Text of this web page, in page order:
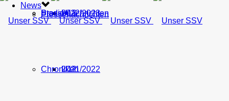
U13
U12
2022/2023
2021/2022
Stadion
Chroniken
Pressenachrichten
News
Pressenachrichten